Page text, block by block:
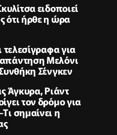
ειδοποιεί
ότι ήρθε η ώρα
τελεσίγραφα για
Μελόνι
Σένγκεν
Άγκυρα, Ριάντ
τον δρόμο για
σημαίνει η